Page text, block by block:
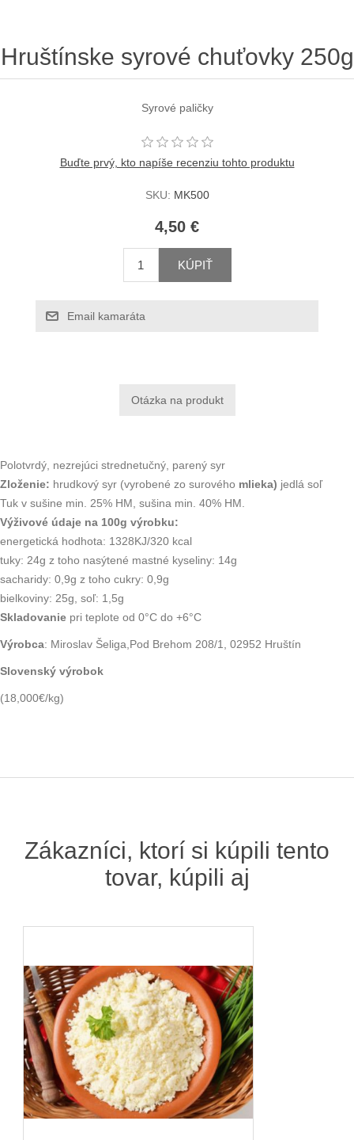
Hruštínske syrové chuťovky 250g
Syrové paličky
Buďte prvý, kto napíše recenziu tohto produktu
SKU: MK500
4,50 €
KÚPIŤ
Email kamaráta
Polotvrdý, nezrejúci strednetučný, parený syr
Zloženie: hrudkový syr (vyrobené zo surového mlieka) jedlá soľ
Tuk v sušine min. 25% HM, sušina min. 40% HM.
Výživové údaje na 100g výrobku:
energetická hodhota: 1328KJ/320 kcal
tuky: 24g z toho nasýtené mastné kyseliny: 14g
sacharidy: 0,9g z toho cukry: 0,9g
bielkoviny: 25g, soľ: 1,5g
Skladovanie pri teplote od 0°C do +6°C
Výrobca: Miroslav Šeliga,Pod Brehom 208/1, 02952 Hruštín
Slovenský výrobok
(18,000€/kg)
Zákazníci, ktorí si kúpili tento
tovar, kúpili aj